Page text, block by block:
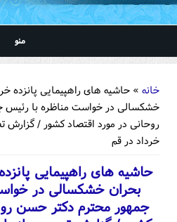
منو
خانه » حاشیه های راهپیمایی پانزده
خشکسالی در خواست مناظره با رئیس
خرداد در قم
حاشیه های راهپیمایی
بحران خشکسالی در
جمهور محترم دکتر حسن